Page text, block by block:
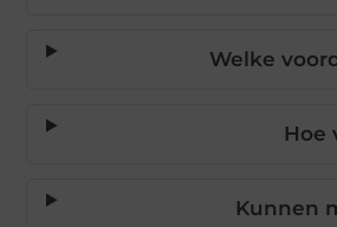
Welke
Hoe
Kunnen